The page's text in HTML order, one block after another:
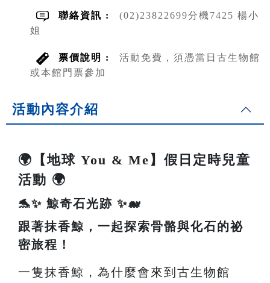
聯絡資訊 :
(02)23822699分機7425 楊小
姐
票價說明 :
活動免費，須憑當日古生物館
或本館門票參加
活動內容介紹
🌍【地球 You & Me】假日定時兒童
活動 🌍
🐬✨ 鯨奇石光跡 ✨🐋
跟著抹香鯨，一起探索骨骼與化石的祕
密旅程！
一隻抹香鯨，為什麼會來到古生物館